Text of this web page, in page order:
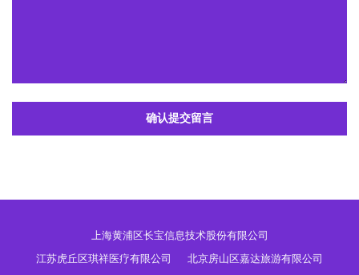
确认提交留言
上海黄浦区长宝信息技术股份有限公司
江苏虎丘区琪祥医疗有限公司
北京房山区嘉达旅游有限公司